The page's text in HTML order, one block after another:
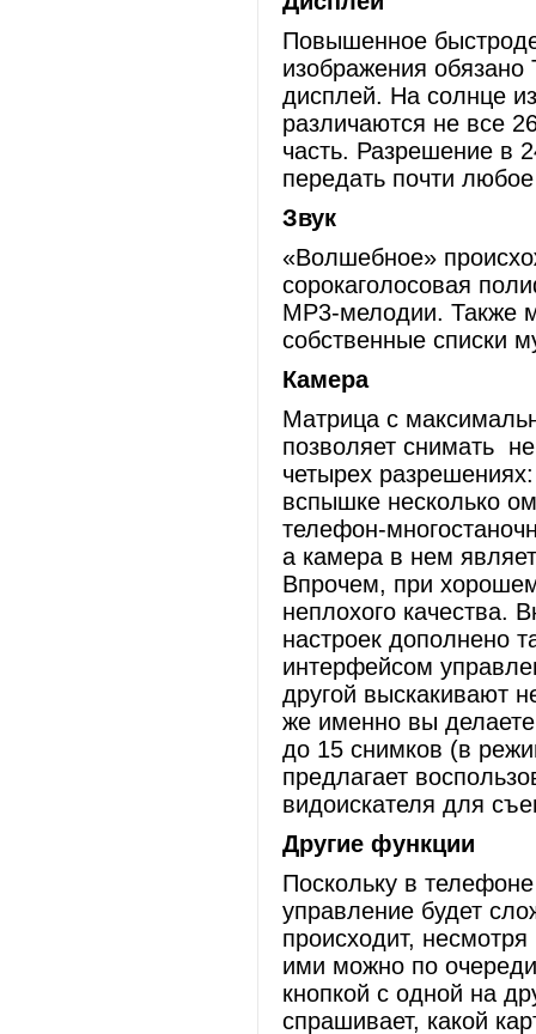
Повышенное
изображения
дисплей. На солнце
различаются не все
часть. Разрешение в
передать почти
Звук
«Волшебное»
сорокаголосовая
MP3-мелодии. Также
собственные списки
Камера
Матрица с
позволяет снимать
четырех
вспышке несколько
телефон-
а камера в нем
Впрочем, при
неплохого качества.
настроек дополнено
интерфейсом
другой выскакивают
же именно вы
до 15 снимков (в
предлагает
видоискателя для
Другие функции
Поскольку в
управление будет
происходит,
ими можно по
кнопкой с одной на
спрашивает, какой